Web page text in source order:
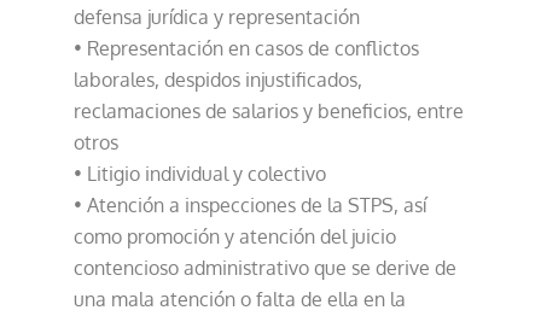
defensa jurídica y representación
• Representación en casos de conflictos
laborales, despidos injustificados,
reclamaciones de salarios y beneficios, entre
otros
• Litigio individual y colectivo
• Atención a inspecciones de la STPS, así
como promoción y atención del juicio
contencioso administrativo que se derive de
una mala atención o falta de ella en la